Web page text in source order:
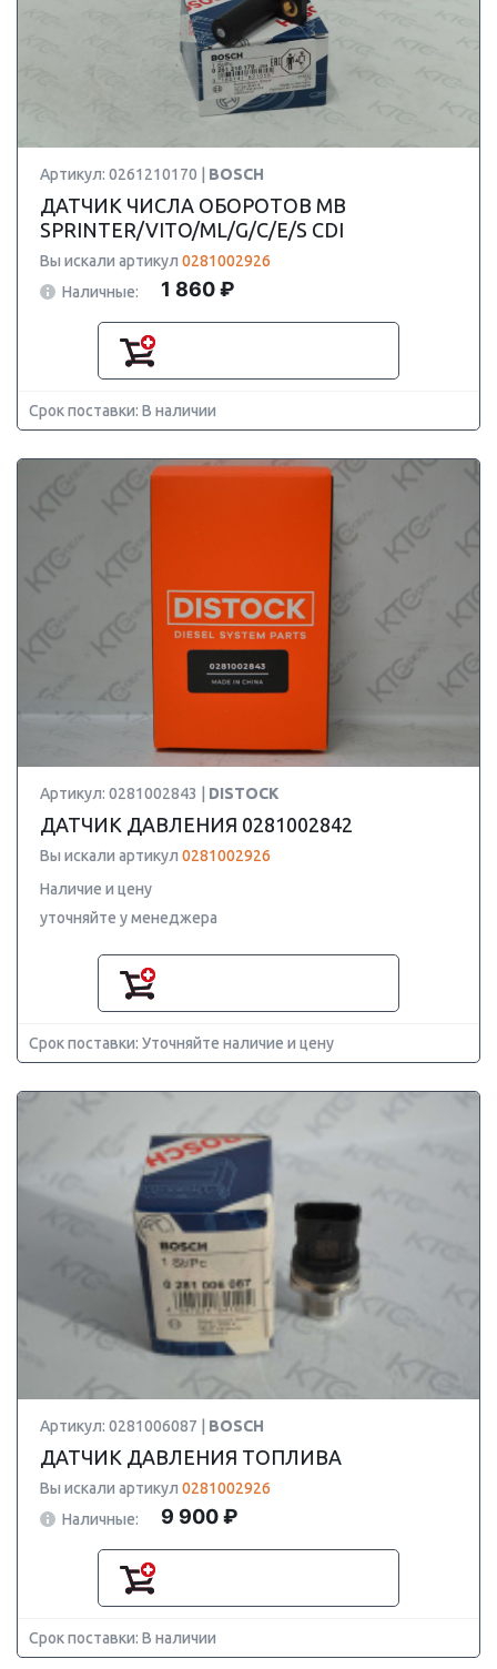
Артикул: 0261210170 | BOSCH
ДАТЧИК ЧИСЛА ОБОРОТОВ MB
SPRINTER/VITO/ML/G/C/E/S CDI
Вы искали артикул 0281002926
Наличные:
1 860 ₽
Срок поставки: В наличии
Артикул: 0281002843 | DISTOCK
ДАТЧИК ДАВЛЕНИЯ 0281002842
Вы искали артикул 0281002926
Наличие и цену
уточняйте у менеджера
Срок поставки: Уточняйте наличие и цену
Артикул: 0281006087 | BOSCH
ДАТЧИК ДАВЛЕНИЯ ТОПЛИВА
Вы искали артикул 0281002926
Наличные:
9 900 ₽
Срок поставки: В наличии